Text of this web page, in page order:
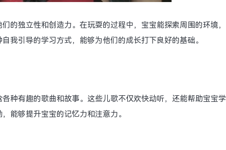
的独立性和创造力。在玩耍的过程中，宝宝能探索周围的环境，
我引导的学习方式，能够为他们的成长打下良好的基础。
种有趣的歌曲和故事。这些儿歌不仅欢快动听，还能帮助宝宝学
能够提升宝宝的记忆力和注意力。